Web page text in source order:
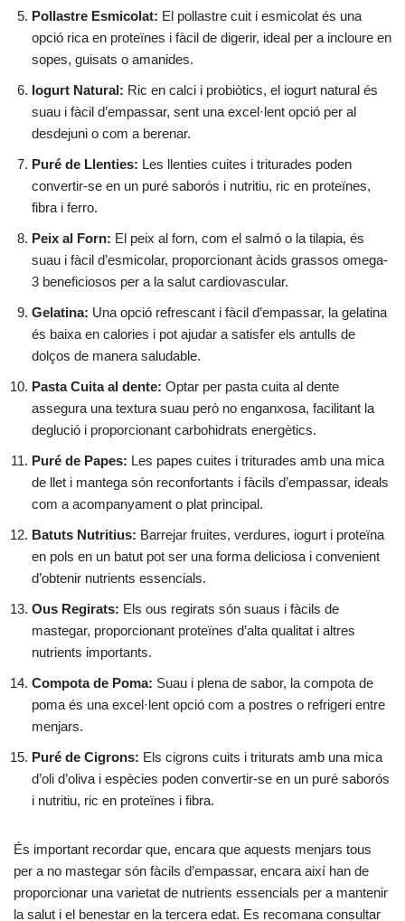
Pollastre Esmicolat: El pollastre cuit i esmicolat és una
opció rica en proteïnes i fàcil de digerir, ideal per a incloure en
sopes, guisats o amanides.
Iogurt Natural: Ric en calci i probiòtics, el iogurt natural és
suau i fàcil d’empassar, sent una excel·lent opció per al
desdejuni o com a berenar.
Puré de Llenties: Les llenties cuites i triturades poden
convertir-se en un puré saborós i nutritiu, ric en proteïnes,
fibra i ferro.
Peix al Forn: El peix al forn, com el salmó o la tilapia, és
suau i fàcil d’esmicolar, proporcionant àcids grassos omega-
3 beneficiosos per a la salut cardiovascular.
Gelatina: Una opció refrescant i fàcil d’empassar, la gelatina
és baixa en calories i pot ajudar a satisfer els antulls de
dolços de manera saludable.
Pasta Cuita al dente: Optar per pasta cuita al dente
assegura una textura suau però no enganxosa, facilitant la
deglució i proporcionant carbohidrats energètics.
Puré de Papes: Les papes cuites i triturades amb una mica
de llet i mantega són reconfortants i fàcils d’empassar, ideals
com a acompanyament o plat principal.
Batuts Nutritius: Barrejar fruites, verdures, iogurt i proteïna
en pols en un batut pot ser una forma deliciosa i convenient
d’obtenir nutrients essencials.
Ous Regirats: Els ous regirats són suaus i fàcils de
mastegar, proporcionant proteïnes d’alta qualitat i altres
nutrients importants.
Compota de Poma: Suau i plena de sabor, la compota de
poma és una excel·lent opció com a postres o refrigeri entre
menjars.
Puré de Cigrons: Els cigrons cuits i triturats amb una mica
d’oli d’oliva i espècies poden convertir-se en un puré saborós
i nutritiu, ric en proteïnes i fibra.
És important recordar que, encara que aquests menjars tous
per a no mastegar són fàcils d’empassar, encara així han de
proporcionar una varietat de nutrients essencials per a mantenir
la salut i el benestar en la tercera edat. Es recomana consultar